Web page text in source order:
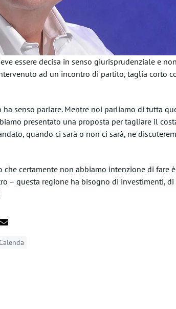
essere decisa in senso giurisprudenziale e
ad un incontro di partito, taglia corto
senso parlare. Mentre noi parliamo di tutta
presentato una proposta per tagliare il
quando ci sarà o non ci sarà, ne
certamente non abbiamo intenzione di fare
– questa regione ha bisogno di investimenti,